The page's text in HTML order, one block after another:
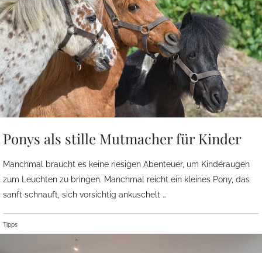
Ponys als stille Mutmacher für Kinder
Manchmal braucht es keine riesigen Abenteuer, um Kinderaugen
zum Leuchten zu bringen. Manchmal reicht ein kleines Pony, das
sanft schnauft, sich vorsichtig ankuschelt …
Tipps